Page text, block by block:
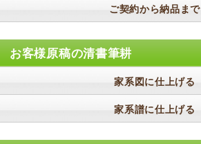
ご契約から納品まで
お客様原稿の清書筆耕
家系図に仕上げる
家系譜に仕上げる